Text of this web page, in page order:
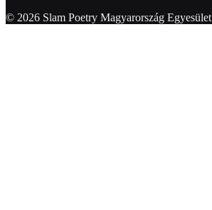
© 2026 Slam Poetry Magyarország Egyesület